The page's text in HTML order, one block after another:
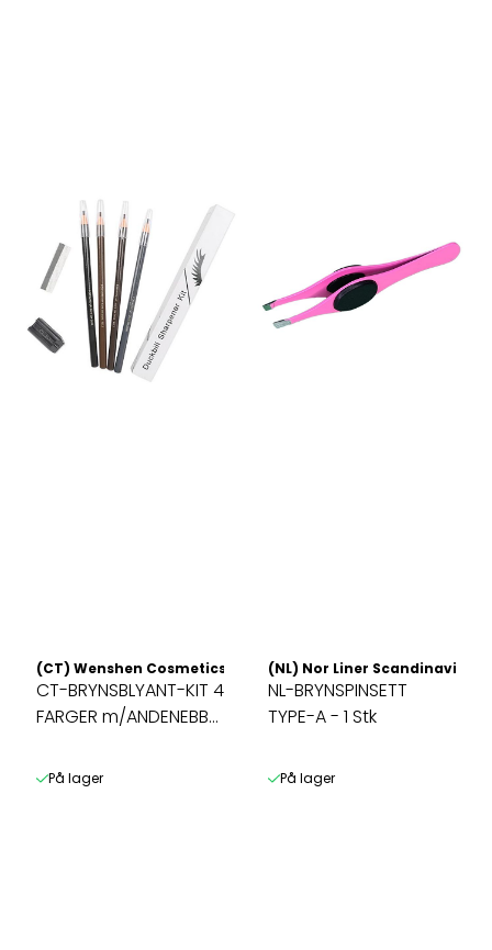
(CT) Wenshen Cosmetics / Charmin
CT-BRYNSBLYANT-KIT 4
FARGER m/ANDENEBB-
På lager
(NL) Nor Liner Scandinavia AS
NL-BRYNSPINSETT
TYPE-A - 1 Stk
På lager